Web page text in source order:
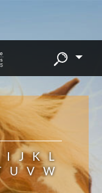
I J K
L
U V
W